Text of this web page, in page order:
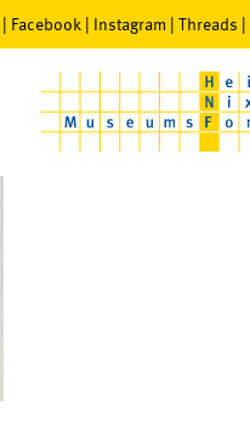
| Facebook | Instagram | Threads |